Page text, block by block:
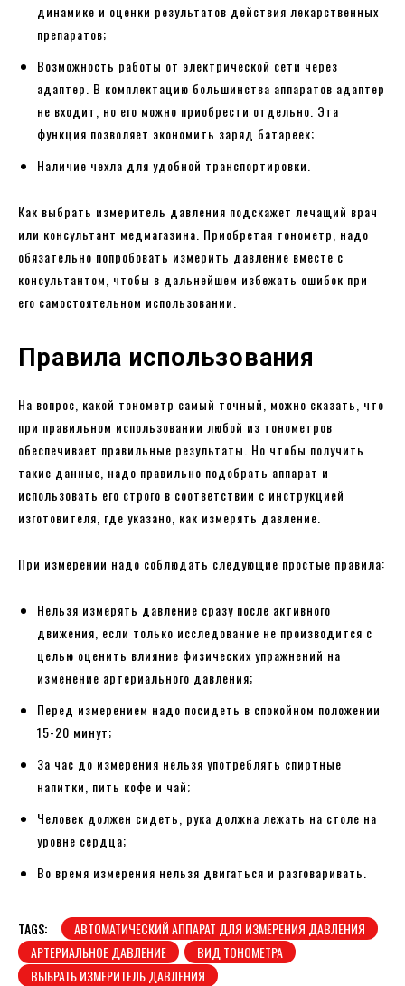
динамике и оценки результатов действия лекарственных
препаратов;
Возможность работы от электрической сети через
адаптер. В комплектацию большинства аппаратов адаптер
не входит, но его можно приобрести отдельно. Эта
функция позволяет экономить заряд батареек;
Наличие чехла для удобной транспортировки.
Как выбрать измеритель давления подскажет лечащий врач
или консультант медмагазина. Приобретая тонометр, надо
обязательно попробовать измерить давление вместе с
консультантом, чтобы в дальнейшем избежать ошибок при
его самостоятельном использовании.
Правила использования
На вопрос, какой тонометр самый точный, можно сказать, что
при правильном использовании любой из тонометров
обеспечивает правильные результаты. Но чтобы получить
такие данные, надо правильно подобрать аппарат и
использовать его строго в соответствии с инструкцией
изготовителя, где указано, как измерять давление.
При измерении надо соблюдать следующие простые правила:
Нельзя измерять давление сразу после активного
движения, если только исследование не производится с
целью оценить влияние физических упражнений на
изменение артериального давления;
Перед измерением надо посидеть в спокойном положении
15-20 минут;
За час до измерения нельзя употреблять спиртные
напитки, пить кофе и чай;
Человек должен сидеть, рука должна лежать на столе на
уровне сердца;
Во время измерения нельзя двигаться и разговаривать.
TAGS:
АВТОМАТИЧЕСКИЙ АППАРАТ ДЛЯ ИЗМЕРЕНИЯ ДАВЛЕНИЯ
АРТЕРИАЛЬНОЕ ДАВЛЕНИЕ
ВИД ТОНОМЕТРА
ВЫБРАТЬ ИЗМЕРИТЕЛЬ ДАВЛЕНИЯ